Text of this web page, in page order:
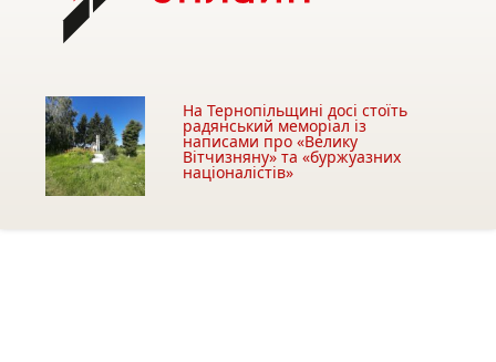
На Тернопільщині досі стоїть
радянський меморіал із
написами про «Велику
Вітчизняну» та «буржуазних
націоналістів»